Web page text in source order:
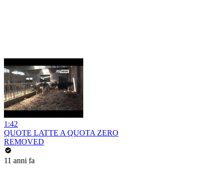
1:42
QUOTE LATTE A QUOTA ZERO
REMOVED
11 anni fa